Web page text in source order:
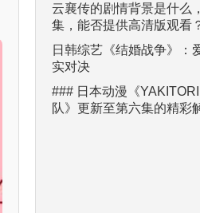
云襄传的剧情背景是什么
集，能否提供高清版观看
日韩综艺《结婚战争》：
实对决
### 日本动漫《
队》更新至第六集的精彩